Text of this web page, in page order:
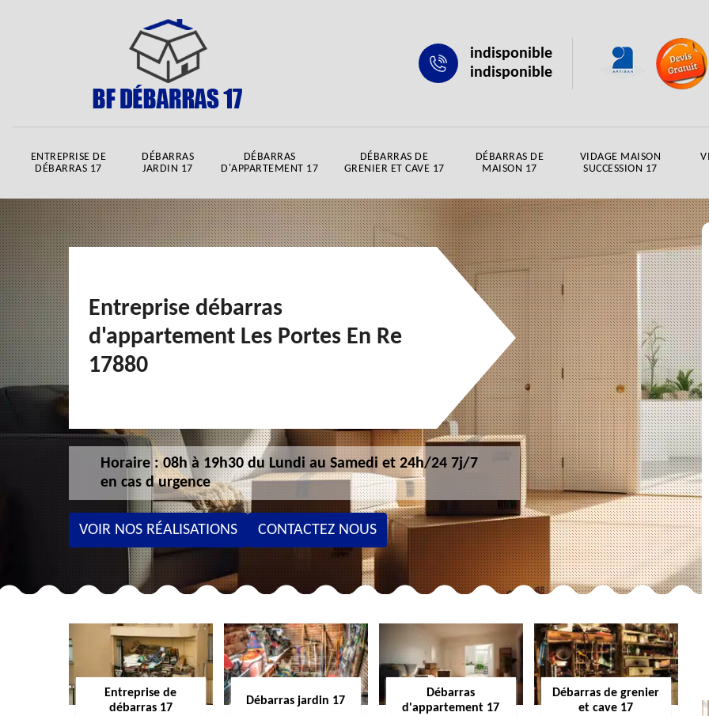
indisponible
indisponible
ENTREPRISE DE
DÉBARRAS 17
DÉBARRAS
JARDIN 17
DÉBARRAS
D'APPARTEMENT 17
DÉBARRAS DE
GRENIER ET CAVE 17
DÉBARRAS DE
MAISON 17
VIDAGE MAISON
SUCCESSION 17
Entreprise débarras
d'appartement Les Portes En Re
17880
Horaire : 08h à 19h30 du Lundi au Samedi et 24h/24 7j/7
en cas d urgence
VOIR NOS RÉALISATIONS CONTACTEZ NOUS
Entreprise de
débarras 17
Débarras jardin 17
Débarras
d'appartement 17
Débarras de grenier
et cave 17